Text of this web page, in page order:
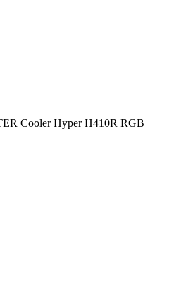
Cooler Hyper H410R RGB